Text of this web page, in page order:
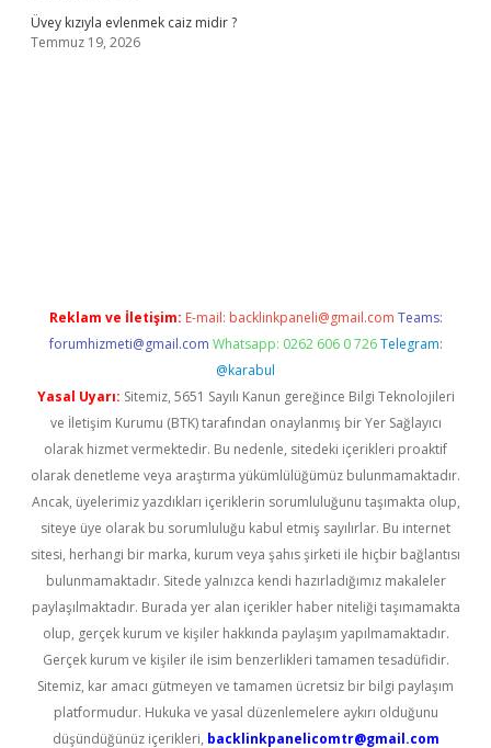
Üvey kızıyla evlenmek caiz midir ?
Temmuz 19, 2026
Reklam ve İletişim: E-mail: backlinkpaneli@gmail.com Teams:
forumhizmeti@gmail.com Whatsapp: 0262 606 0 726 Telegram:
@karabul
Yasal Uyarı: Sitemiz, 5651 Sayılı Kanun gereğince Bilgi Teknolojileri
ve İletişim Kurumu (BTK) tarafından onaylanmış bir Yer Sağlayıcı
olarak hizmet vermektedir. Bu nedenle, sitedeki içerikleri proaktif
olarak denetleme veya araştırma yükümlülüğümüz bulunmamaktadır.
Ancak, üyelerimiz yazdıkları içeriklerin sorumluluğunu taşımakta olup,
siteye üye olarak bu sorumluluğu kabul etmiş sayılırlar. Bu internet
sitesi, herhangi bir marka, kurum veya şahıs şirketi ile hiçbir bağlantısı
bulunmamaktadır. Sitede yalnızca kendi hazırladığımız makaleler
paylaşılmaktadır. Burada yer alan içerikler haber niteliği taşımamakta
olup, gerçek kurum ve kişiler hakkında paylaşım yapılmamaktadır.
Gerçek kurum ve kişiler ile isim benzerlikleri tamamen tesadüfidir.
Sitemiz, kar amacı gütmeyen ve tamamen ücretsiz bir bilgi paylaşım
platformudur. Hukuka ve yasal düzenlemelere aykırı olduğunu
düşündüğünüz içerikleri, backlinkpanelicomtr@gmail.com